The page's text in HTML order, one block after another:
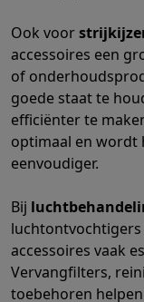
Gezondheid
Voor de baby
TV, audio & foto
TV & beamersTV
Randapparatuur TV
Hoofdtelefoons &
SpeakersSpeakers
NavigatieDashcams
TV & audio
Fototoestellen
VideoGoProAction
Ook voor
accessoires een
of
goede staat te
efficiënter te
optimaal en wordt
eenvoudiger.
Bij
accessoires vaak
Vervangfilters,
toebehoren